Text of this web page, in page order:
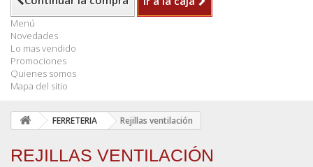
Menú
Novedades
Lo mas vendido
Promociones
Quienes somos
Mapa del sitio
FERRETERIA Rejillas ventilación
REJILLAS VENTILACIÓN